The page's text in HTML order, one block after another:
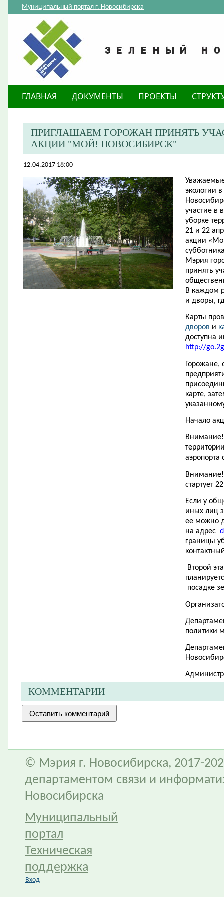
Муниципальный портал г. Новосибирска
ГЛАВНАЯ ДОКУМЕНТЫ ПРОЕКТЫ
ПРИГЛАШАЕМ ГОРОЖАН ПРИНЯТЬ
АКЦИИ "МОЙ! НОВОСИБИРСК"
12.04.2017 18:00
экологии
участие в
уборке
21 и 22
акции
Мэрия
принять
В каждом
и дворы,
Карты
дворов и
доступна
http://
карте,
Начало
Внимание!
аэропорта
стартует
Если у
иных лиц
ее можно
на адрес
границы
Второй
посадке
политики
КОММЕНТАРИИ
© Мэрия г. Новосибирска, 2017-
департаментом связи и
Новосибирска
Муниципальный
портал
Техническая
поддержка
Вход